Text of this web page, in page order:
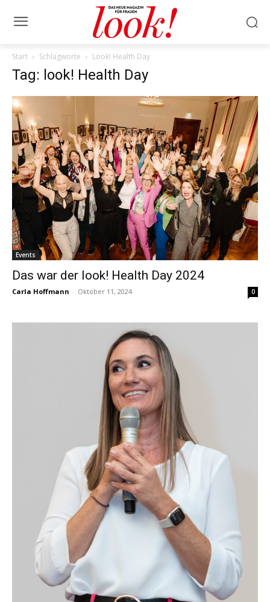
Start Schlagworte Look! Health Day
Tag: look! Health Day
Events
Das war der look! Health Day 2024
Carla Hoffmann - Oktober 11, 2024 0